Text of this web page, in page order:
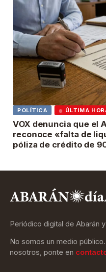
POLÍTICA ÚLTIMA
VOX denuncia que el
reconoce «falta de
póliza de crédito de
Periódico digital de Abarán
No somos un medio
nosotros, ponte en